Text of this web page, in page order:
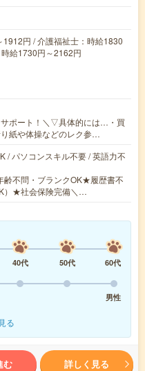
円 / 介護福祉士：時給1830
給1730円～2162円
サポート！＼▽具体的には…・買
紙や体操などのレク参…
/ パソコンスキル不要 / 英語力不
不問・ブランクOK★履歴書不
）★社会保険完備＼…
40代 50代
60代
男性
る
む 詳しく見る